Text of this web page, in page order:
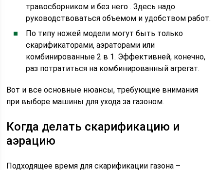
травосборником и без него . Здесь надо
руководствоваться объемом и удобством работ.
По типу ножей модели могут быть только
скарификаторами, аэраторами или
комбинированные 2 в 1. Эффективней, конечно,
раз потратиться на комбинированный агрегат.
Вот и все основные нюансы, требующие внимания
при выборе машины для ухода за газоном.
Когда делать скарификацию и
аэрацию
Подходящее время для скарификации газона –